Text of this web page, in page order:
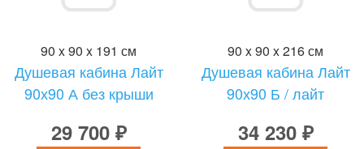
90 x 90 x 191 см
Душевая кабина Лайт
90х90 А без крыши
29 700 ₽
90 x 90 x 216 см
Душевая кабина Лайт
90х90 Б / лайт
34 230 ₽